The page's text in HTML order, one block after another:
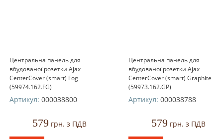
Центральна панель для
вбудованої розетки Ajax
СenterCover (smart) Fog
(59974.162.FG)
Артикул: 000038800
579 грн. з ПДВ
Центральна панель для
вбудованої розетки Ajax
СenterCover (smart) Graphite
(59973.162.GP)
Артикул: 000038788
579 грн. з ПДВ